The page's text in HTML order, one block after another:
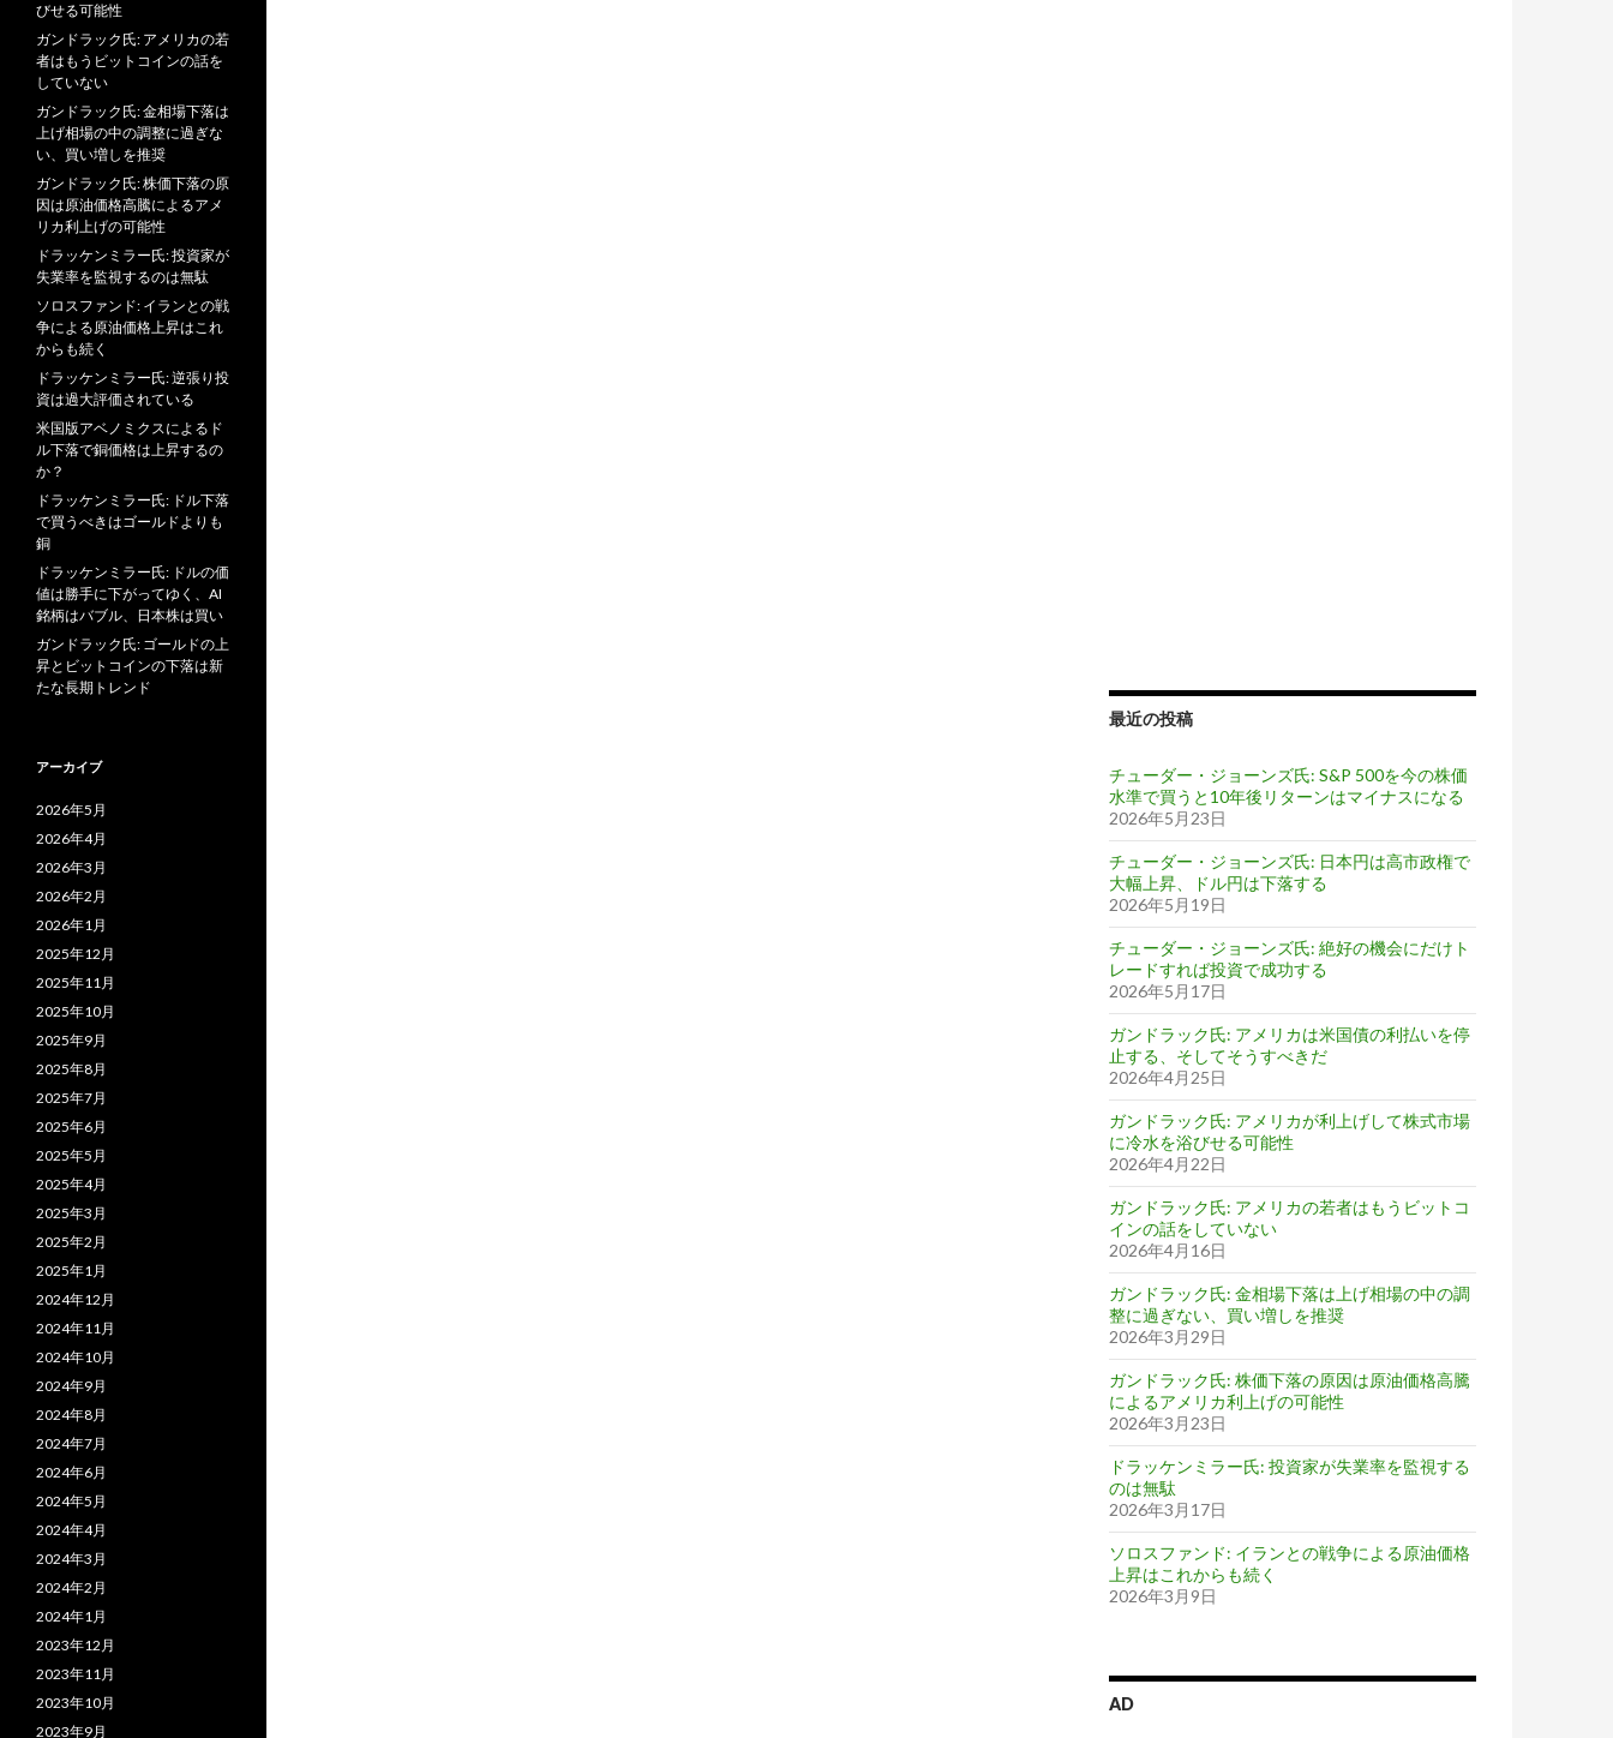
最近の投稿
チューダー・ジョーンズ氏: S&P 500を今の株価
水準で買うと10年後リターンはマイナスになる
2026年5月23日
チューダー・ジョーンズ氏: 日本円は高市政権で
大幅上昇、ドル円は下落する
2026年5月19日
チューダー・ジョーンズ氏: 絶好の機会にだけト
レードすれば投資で成功する
2026年5月17日
ガンドラック氏: アメリカは米国債の利払いを停
止する、そしてそうすべきだ
2026年4月25日
ガンドラック氏: アメリカが利上げして株式市場
に冷水を浴びせる可能性
2026年4月22日
ガンドラック氏: アメリカの若者はもうビットコ
インの話をしていない
2026年4月16日
ガンドラック氏: 金相場下落は上げ相場の中の調
整に過ぎない、買い増しを推奨
2026年3月29日
ガンドラック氏: 株価下落の原因は原油価格高騰
によるアメリカ利上げの可能性
2026年3月23日
ドラッケンミラー氏: 投資家が失業率を監視する
のは無駄
2026年3月17日
ソロスファンド: イランとの戦争による原油価格
上昇はこれからも続く
2026年3月9日
AD
びせる可能性
ガンドラック氏: アメリカの若
者はもうビットコインの話を
していない
ガンドラック氏: 金相場下落は
上げ相場の中の調整に過ぎな
い、買い増しを推奨
ガンドラック氏: 株価下落の原
因は原油価格高騰によるアメ
リカ利上げの可能性
ドラッケンミラー氏: 投資家が
失業率を監視するのは無駄
ソロスファンド: イランとの戦
争による原油価格上昇はこれ
からも続く
ドラッケンミラー氏: 逆張り投
資は過大評価されている
米国版アベノミクスによるド
ル下落で銅価格は上昇するの
か？
ドラッケンミラー氏: ドル下落
で買うべきはゴールドよりも
銅
ドラッケンミラー氏: ドルの価
値は勝手に下がってゆく、AI
銘柄はバブル、日本株は買い
ガンドラック氏: ゴールドの上
昇とビットコインの下落は新
たな長期トレンド
アーカイブ
2026年5月
2026年4月
2026年3月
2026年2月
2026年1月
2025年12月
2025年11月
2025年10月
2025年9月
2025年8月
2025年7月
2025年6月
2025年5月
2025年4月
2025年3月
2025年2月
2025年1月
2024年12月
2024年11月
2024年10月
2024年9月
2024年8月
2024年7月
2024年6月
2024年5月
2024年4月
2024年3月
2024年2月
2024年1月
2023年12月
2023年11月
2023年10月
2023年9月